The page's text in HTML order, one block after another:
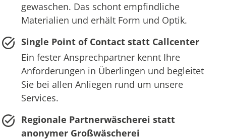
gewaschen. Das schont empfindliche
Materialien und erhält Form und Optik.
Single Point of Contact statt Callcenter
Ein fester Ansprechpartner kennt Ihre
Anforderungen in Überlingen und begleitet
Sie bei allen Anliegen rund um unsere
Services.
Regionale Partnerwäscherei statt
anonymer Großwäscherei